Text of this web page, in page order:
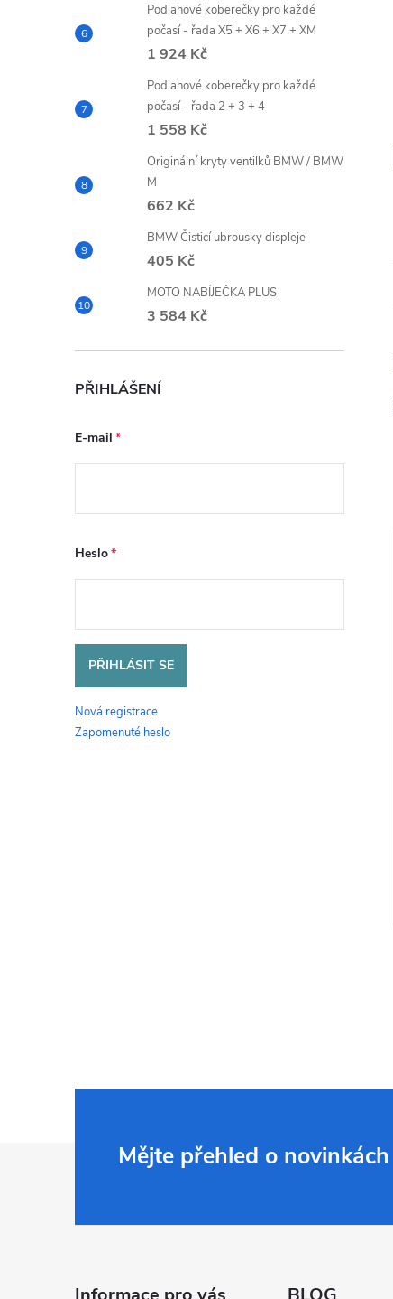
Podlahové koberečky pro každé
počasí - řada X5 + X6 + X7 + XM
1 924 Kč
Podlahové koberečky pro každé
počasí - řada 2 + 3 + 4
1 558 Kč
Originální kryty ventilků BMW / BMW
M
662 Kč
BMW Čisticí ubrousky displeje
405 Kč
MOTO NABÍJEČKA PLUS
3 584 Kč
PŘIHLÁŠENÍ
E-mail
Heslo
PŘIHLÁSIT SE
Nová registrace
Zapomenuté heslo
Mějte přehled o novinkách